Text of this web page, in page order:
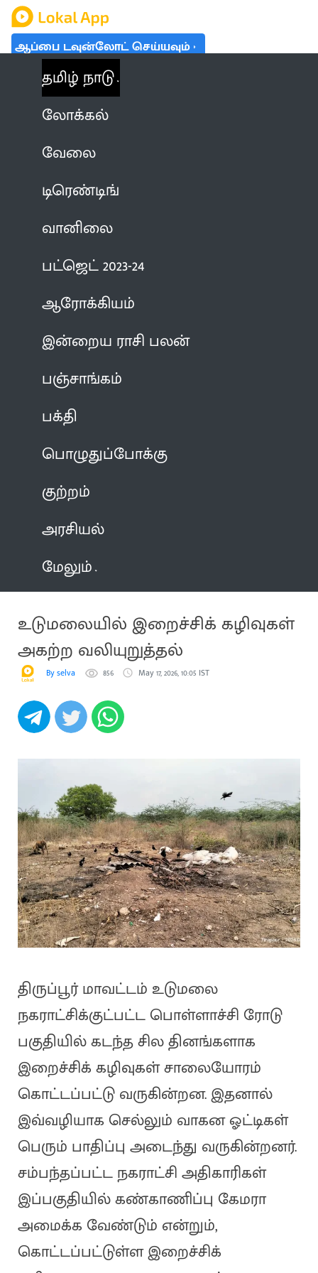
ஆப்பை டவுன்லோட் செய்யவும்
தமிழ் நாடு
லோக்கல்
வேலை
டிரெண்டிங்
வானிலை
பட்ஜெட் 2023-24
ஆரோக்கியம்
இன்றைய ராசி பலன்
பஞ்சாங்கம்
பக்தி
பொழுதுப்போக்கு
குற்றம்
அரசியல்
மேலும்
உடுமலையில் இறைச்சிக் கழிவுகள்
அகற்ற வலியுறுத்தல்
By selva 856 May 17, 2026, 10:05 IST
திருப்பூர் மாவட்டம் உடுமலை
நகராட்சிக்குட்பட்ட பொள்ளாச்சி ரோடு
பகுதியில் கடந்த சில தினங்களாக
இறைச்சிக் கழிவுகள் சாலையோரம்
கொட்டப்பட்டு வருகின்றன. இதனால்
இவ்வழியாக செல்லும் வாகன ஓட்டிகள்
பெரும் பாதிப்பு அடைந்து வருகின்றனர்.
சம்பந்தப்பட்ட நகராட்சி அதிகாரிகள்
இப்பகுதியில் கண்காணிப்பு கேமரா
அமைக்க வேண்டும் என்றும்,
கொட்டப்பட்டுள்ள இறைச்சிக்